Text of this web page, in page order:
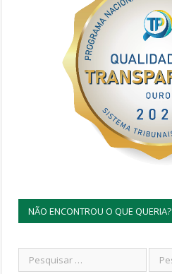
NÃO ENCONTROU O QUE QUERIA?